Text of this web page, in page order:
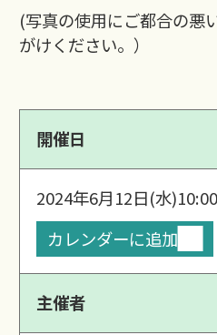
(写真の使用にご都合の悪
がけください。）
開催日
2024年6月12日(水)
カレンダーに追加
主催者